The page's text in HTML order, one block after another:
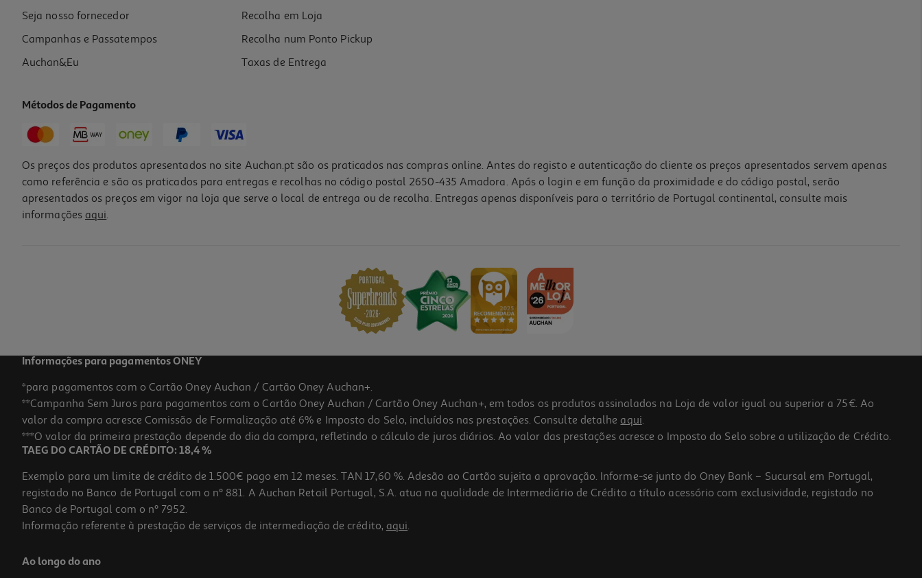
Seja nosso fornecedor
Campanhas e Passatempos
Auchan&Eu
Recolha em Loja
Recolha num Ponto Pickup
Taxas de Entrega
Métodos de Pagamento
Os preços dos produtos apresentados no site Auchan.pt são os praticados nas compras online. Antes do registo e autenticação do cliente os preços apresentados servem apenas
como referência e são os praticados para entregas e recolhas no código postal 2650-435 Amadora. Após o login e em função da proximidade e do código postal, serão
apresentados os preços em vigor na loja que serve o local de entrega ou de recolha. Entregas apenas disponíveis para o território de Portugal continental, consulte mais
informações aqui.
Informações para pagamentos ONEY
*para pagamentos com o Cartão Oney Auchan / Cartão Oney Auchan+.
**Campanha Sem Juros para pagamentos com o Cartão Oney Auchan / Cartão Oney Auchan+, em todos os produtos assinalados na Loja de valor igual ou superior a 75€. Ao
valor da compra acresce Comissão de Formalização até 6% e Imposto do Selo, incluídos nas prestações. Consulte detalhe aqui.
***O valor da primeira prestação depende do dia da compra, refletindo o cálculo de juros diários. Ao valor das prestações acresce o Imposto do Selo sobre a utilização de Crédito.
TAEG DO CARTÃO DE CRÉDITO: 18,4 %
Exemplo para um limite de crédito de 1.500€ pago em 12 meses. TAN 17,60 %. Adesão ao Cartão sujeita a aprovação. Informe-se junto do Oney Bank – Sucursal em Portugal,
registado no Banco de Portugal com o nº 881. A Auchan Retail Portugal, S.A. atua na qualidade de Intermediário de Crédito a título acessório com exclusividade, registado no
Banco de Portugal com o nº 7952.
Informação referente à prestação de serviços de intermediação de crédito, aqui.
Ao longo do ano